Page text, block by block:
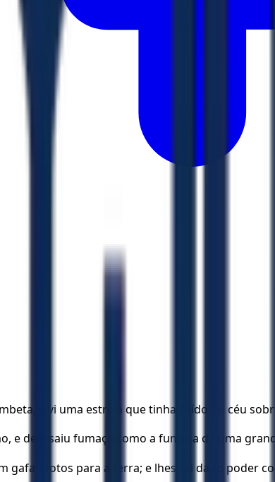
e vi uma estrela que tinha caído do céu
e dele saiu fumaça como a fumaça de uma
gafanhotos para a terra; e lhes foi dado poder